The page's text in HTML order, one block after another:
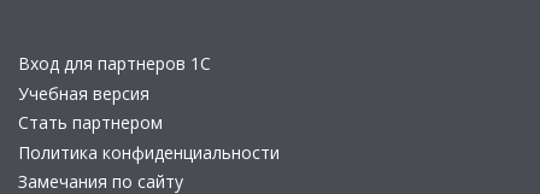
Вход для партнеров 1С
Учебная версия
Стать партнером
Политика конфиденциальности
Замечания по сайту